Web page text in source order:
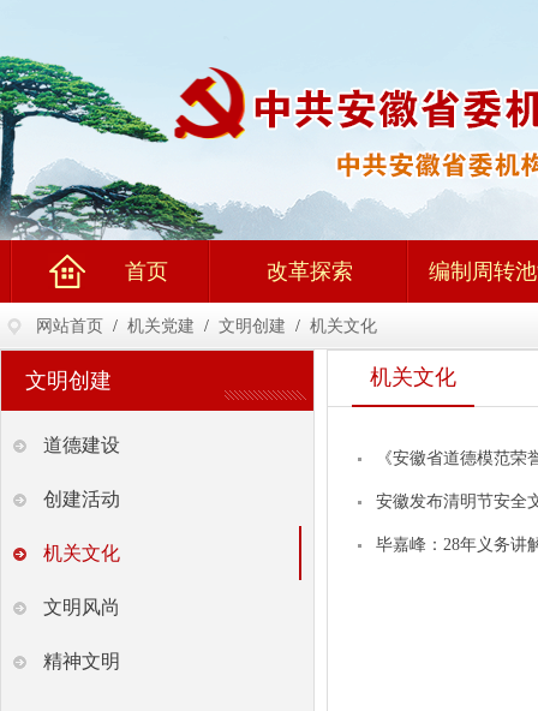
首页 改革探索 编制周转
网站首页 / 机关党建 / 文明创建 / 机关文化
文明创建
道德建设
创建活动
机关文化
文明风尚
精神文明
机关文化
《安徽省道德模范
安徽发布清明节安全
毕嘉峰：28年义务讲